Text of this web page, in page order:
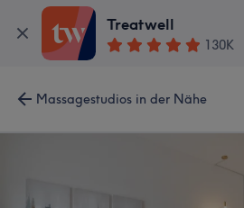
Treatwell
130K
Massagestudios in der Nähe